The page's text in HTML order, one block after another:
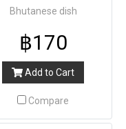
Bhutanese dish
฿170
Add to Cart
Compare